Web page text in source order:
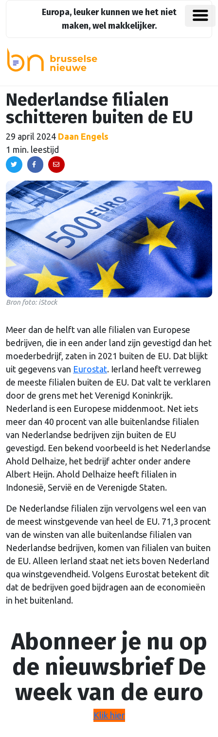
Europa, leuker kunnen we het niet
maken, wel makkelijker.
Nederlandse filialen
schitteren buiten de EU
29 april 2024 Daan Engels
1 min. leestijd
Bron foto: iStock
Meer dan de helft van alle filialen van Europese
bedrijven, die in een ander land zijn gevestigd dan het
moederbedrijf, zaten in 2021 buiten de EU. Dat blijkt
uit gegevens van Eurostat. Ierland heeft verreweg
de meeste filialen buiten de EU. Dat valt te verklaren
door de grens met het Verenigd Koninkrijk.
Nederland is een Europese middenmoot. Net iets
meer dan 40 procent van alle buitenlandse filialen
van Nederlandse bedrijven zijn buiten de EU
gevestigd. Een bekend voorbeeld is het Nederlandse
Ahold Delhaize, het bedrijf achter onder andere
Albert Heijn. Ahold Delhaize heeft filialen in
Indonesië, Servië en de Verenigde Staten.
De Nederlandse filialen zijn vervolgens wel een van
de meest winstgevende van heel de EU. 71,3 procent
van de winsten van alle buitenlandse filialen van
Nederlandse bedrijven, komen van filialen van buiten
de EU. Alleen Ierland staat net iets boven Nederland
qua winstgevendheid. Volgens Eurostat betekent dit
dat de bedrijven goed bijdragen aan de economieën
in het buitenland.
Abonneer je nu op
de nieuwsbrief De
week van de euro
Klik hier